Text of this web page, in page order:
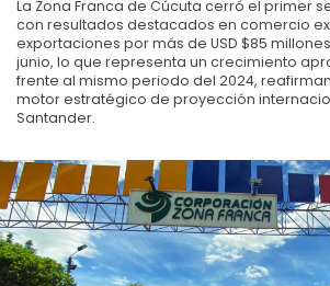
La Zona Franca de Cúcuta cerró el primer
con resultados destacados en comercio
exportaciones por más de USD $85
junio, lo que representa un crecimiento
frente al mismo periodo del 2024,
motor estratégico de proyección
Santander.